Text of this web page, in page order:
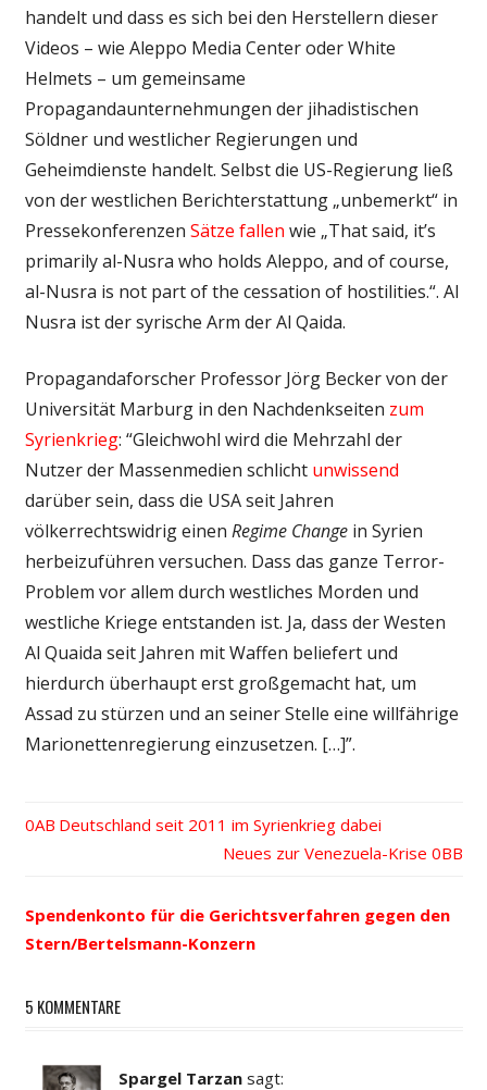
handelt und dass es sich bei den Herstellern dieser
Videos – wie Aleppo Media Center oder White
Helmets – um gemeinsame
Propagandaunternehmungen der jihadistischen
Söldner und westlicher Regierungen und
Geheimdienste handelt. Selbst die US-Regierung ließ
von der westlichen Berichterstattung „unbemerkt“ in
Pressekonferenzen Sätze fallen wie „That said, it’s
primarily al-Nusra who holds Aleppo, and of course,
al-Nusra is not part of the cessation of hostilities.“. Al
Nusra ist der syrische Arm der Al Qaida.
Propagandaforscher Professor Jörg Becker von der
Universität Marburg in den Nachdenkseiten zum
Syrienkrieg: “Gleichwohl wird die Mehrzahl der
Nutzer der Massenmedien schlicht unwissend
darüber sein, dass die USA seit Jahren
völkerrechtswidrig einen Regime Changein Syrien
herbeizuführen versuchen. Dass das ganze Terror-
Problem vor allem durch westliches Morden und
westliche Kriege entstanden ist. Ja, dass der Westen
Al Quaida seit Jahren mit Waffen beliefert und
hierdurch überhaupt erst großgemacht hat, um
Assad zu stürzen und an seiner Stelle eine willfährige
Marionettenregierung einzusetzen. […]”.
Vorheriger
Deutschland seit 2011 im Syrienkrieg dabei
Nächster
Neues zur Venezuela-Krise
Spendenkonto für die Gerichtsverfahren gegen den
Stern/Bertelsmann-Konzern
5 KOMMENTARE
Spargel Tarzan sagt: